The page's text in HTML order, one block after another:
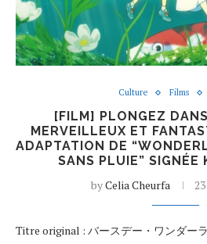
Culture Films
[FILM] PLONGEZ
MERVEILLEUX ET
ADAPTATION DE
SANS PLUIE” SIGNÉE
byCelia Cheurfa
Titre original : バースデー・ワンダー